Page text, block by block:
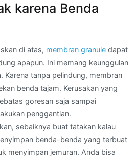
karena Benda
di atas, membran granule dapat
apapun. Ini memang keunggulan
Karena tanpa pelindung, membran
benda tajam. Kerusakan yang
goresan saja sampai
penggantian.
sebaiknya buat tatakan kalau
benda-benda yang terbuat
menyimpan jemuran. Anda bisa